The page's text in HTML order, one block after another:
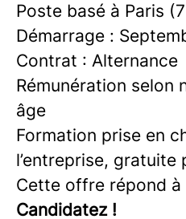
Poste basé à Paris
Démarrage :
Contrat : Alternance
Rémunération selon
âge
Formation prise en
l’entreprise, gratuite
Cette offre répond
Candidatez !